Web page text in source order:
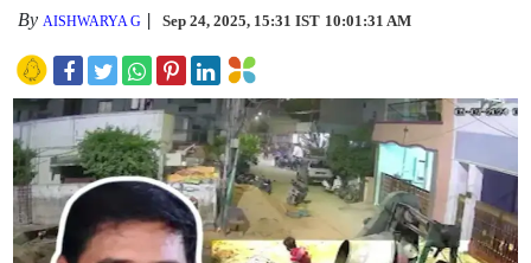
By AISHWARYA G Sep 24, 2025, 15:31 IST 10:01:31 AM